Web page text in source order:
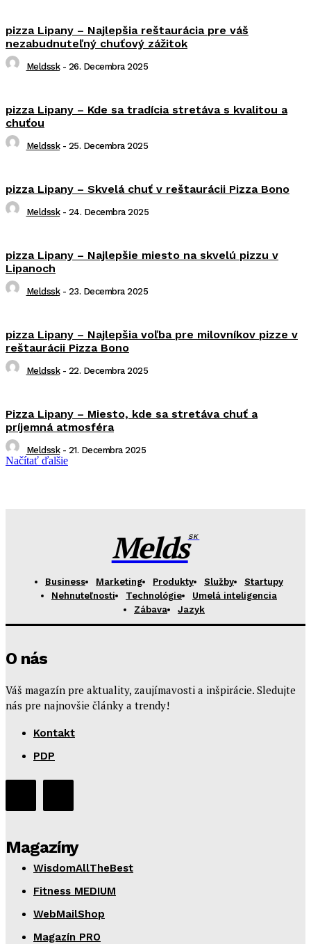
pizza Lipany – Najlepšia reštaurácia pre váš
nezabudnuteľný chuťový zážitok
Meldssk - 26. Decembra 2025
pizza Lipany – Kde sa tradícia stretáva s kvalitou a
chuťou
Meldssk - 25. Decembra 2025
pizza Lipany – Skvelá chuť v reštaurácii Pizza Bono
Meldssk - 24. Decembra 2025
pizza Lipany – Najlepšie miesto na skvelú pizzu v
Lipanoch
Meldssk - 23. Decembra 2025
pizza Lipany – Najlepšia voľba pre milovníkov pizze v
reštaurácii Pizza Bono
Meldssk - 22. Decembra 2025
Pizza Lipany – Miesto, kde sa stretáva chuť a
príjemná atmosféra
Meldssk - 21. Decembra 2025
Načítať ďalšie
MeldsSK
Business Marketing Produkty Služby
Startupy
Nehnuteľnosti
Technológie
Umelá inteligencia
Zábava
Jazyk
O nás
Váš magazín pre aktuality, zaujímavosti a inšpirácie. Sledujte
nás pre najnovšie články a trendy!
Kontakt
PDP
Magazíny
WisdomAllTheBest
Fitness MEDIUM
WebMailShop
Magazín PRO